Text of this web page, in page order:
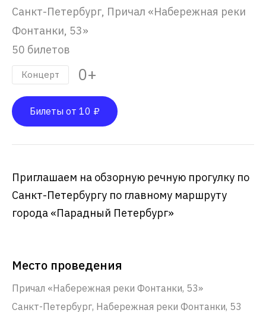
Санкт-Петербург, Причал «Набережная реки
Фонтанки, 53»
50 билетов
Концерт 0+
Билеты от 10 ₽
Приглашаем на обзорную речную прогулку по
Санкт-Петербургу по главному маршруту
города «Парадный Петербург»
Место проведения
Причал «Набережная реки Фонтанки, 53»
Санкт-Петербург, Набережная реки Фонтанки, 53